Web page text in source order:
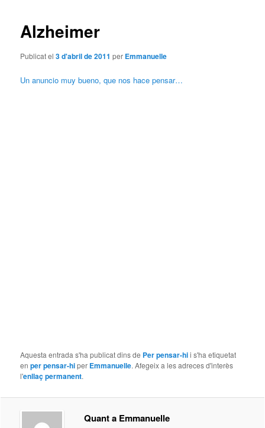
Alzheimer
Publicat el3 d'abril de 2011 per Emmanuelle
Un anuncio muy bueno, que nos hace pensar…
Aquesta entrada s'ha publicat dins de Per pensar-hii s'ha etiquetat
enper pensar-hiper Emmanuelle. Afegeix a les adreces d'interès
l'enllaç permanent.
Quant a Emmanuelle